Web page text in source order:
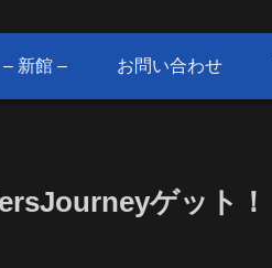
– 新館 – お問い合わせ
ゲット！